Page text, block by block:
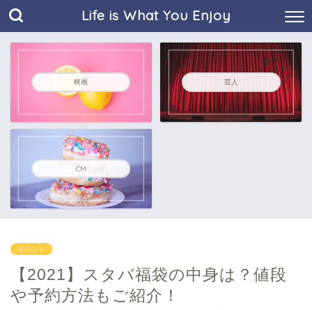
Life is What You Enjoy
映画 芸人
CM
イベント
【2021】スタバ福袋の中身は？値段
や予約方法もご紹介！